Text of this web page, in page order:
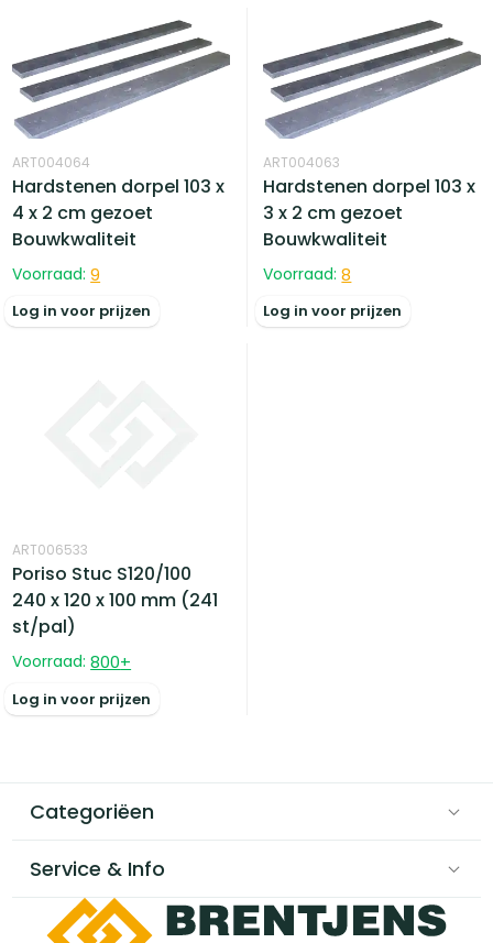
ART004064
Hardstenen dorpel 103 x
4 x 2 cm gezoet
Bouwkwaliteit
Voorraad: 9
Log in voor prijzen
ART004063
Hardstenen dorpel 103 x
3 x 2 cm gezoet
Bouwkwaliteit
Voorraad: 8
Log in voor prijzen
ART006533
Poriso Stuc S120/100
240 x 120 x 100 mm (241
st/pal)
Voorraad: 800+
Log in voor prijzen
Categoriëen
Service & Info